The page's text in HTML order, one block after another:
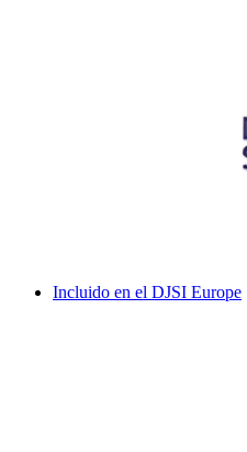
Incluido en el DJSI Europe